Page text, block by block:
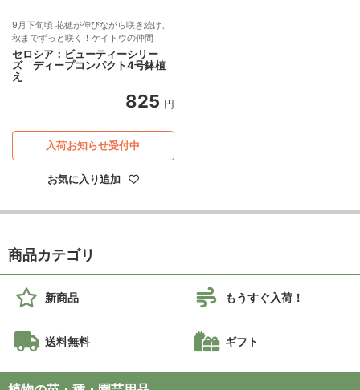
9月下旬頃 花穂が伸びながら咲き続け、
秋までずっと咲く！ケイトウの仲間
セロシア：ビューティーシリー
ズ ディープコンパクト4号鉢植
え
825 円
お気に入り追加
入荷お知らせ受付中
商品カテゴリ
新商品 もうすぐ入荷！
送料無料 ギフト